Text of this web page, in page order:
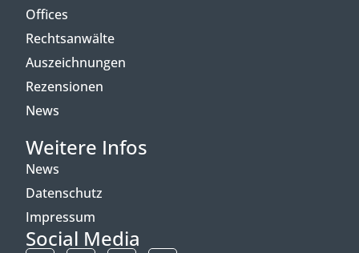
Offices
Rechtsanwälte
Auszeichnungen
Rezensionen
News
Weitere Infos
News
Datenschutz
Impressum
Social Media